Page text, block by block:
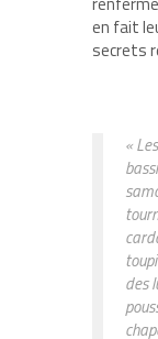
en fait
secrets
«
des